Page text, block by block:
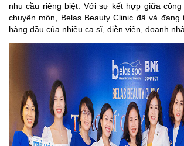
nhu cầu riêng biệt. Với sự kết hợp giữa
chuyên môn, Belas Beauty Clinic đã và
hàng đầu của nhiều ca sĩ, diễn viên, doanh